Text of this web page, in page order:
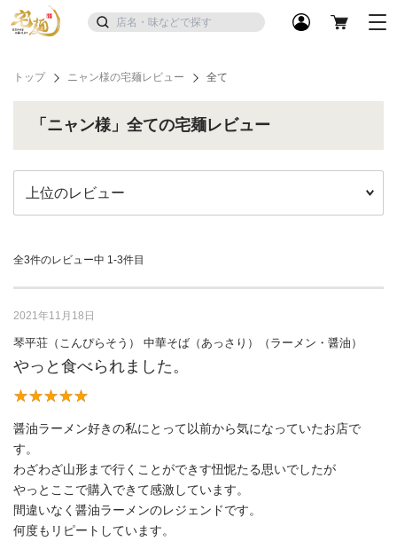
トップ ニャン様の宅麺レビュー 全て
「ニャン様」全ての宅麺レビュー
全3件のレビュー中 1-3件目
2021年11月18日
琴平荘（こんぴらそう） 中華そば（あっさり）（ラーメン・醤油）
やっと食べられました。
醤油ラーメン好きの私にとって以前から気になっていたお店で
す。
わざわざ山形まで行くことができす忸怩たる思いでしたが
やっとここで購入できて感激しています。
間違いなく醤油ラーメンのレジェンドです。
何度もリピートしています。